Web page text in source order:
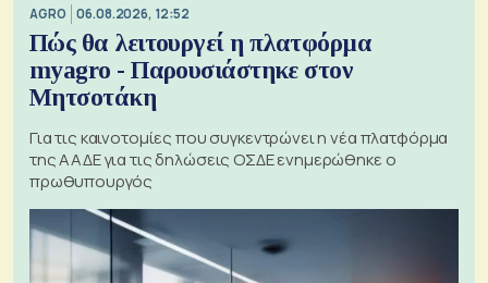
AGRO 06.08.2026, 12:52
Πώς θα λειτουργεί η πλατφόρμα
myagro - Παρουσιάστηκε στον
Μητσοτάκη
Για τις καινοτομίες που συγκεντρώνει η νέα πλατφόρμα
της ΑΑΔΕ για τις δηλώσεις ΟΣΔΕ ενημερώθηκε ο
πρωθυπουργός